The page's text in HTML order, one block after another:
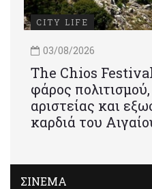
CITY LIFE
03/08/2026
Τhe Chios
φάρος
αριστείας και
καρδιά του
ΣΙΝΕΜΑ